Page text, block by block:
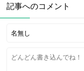
記事へのコメント